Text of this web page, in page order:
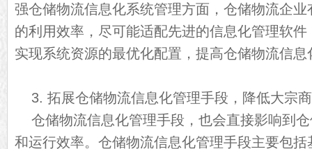
强仓储物流信息化系统管理方面，仓储物流企
的利用效率，尽可能适配先进的信息化管理软
实现系统资源的最优化配置，提高仓储物流信息
3. 拓展仓储物流信息化管理手段，降低大宗
仓储物流信息化管理手段，也会直接影响到
和运行效率。仓储物流信息化管理手段主要包